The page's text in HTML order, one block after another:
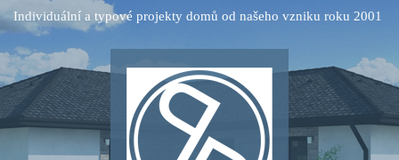
Individuální a typové projekty domů od našeho vzniku roku 2001